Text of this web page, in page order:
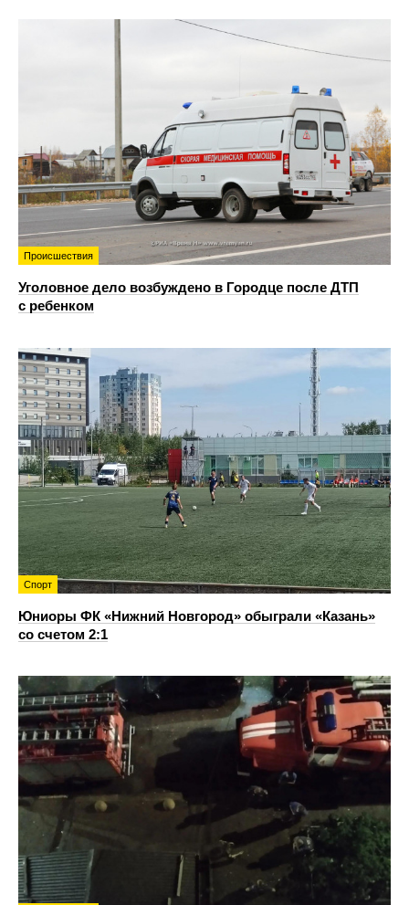
Происшествия
Уголовное дело возбуждено в Городце после ДТП
с ребенком
Спорт
Юниоры ФК «Нижний Новгород» обыграли «Казань»
со счетом 2:1